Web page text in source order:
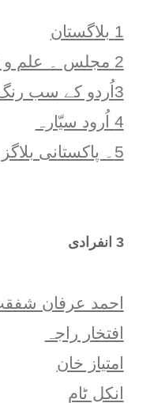
1 بلاگستان
2 مجلس ۔ علم و تعلیمی فورم
3اُردو کے سب رنگ
4 اُرود سیّارہ
5۔ پاکستانی بلاگز
3 انفرادی
احمد عرفان
افتخار راجہ
امتياز خان
انکل ٹام